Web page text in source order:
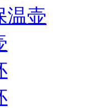
温壶